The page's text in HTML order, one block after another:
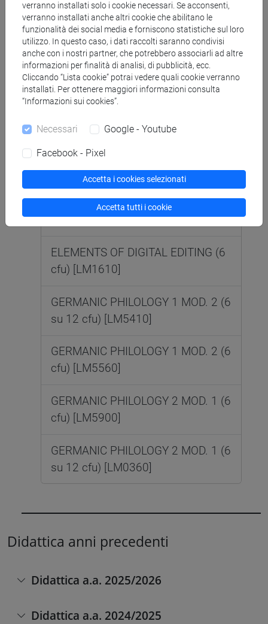
LINGUAGGIO [R352]Corso di
Dottorato (D.M.226/2021)
SEMINARI DI APPROFONDIMENTO
DI AREA DISCIPLINARE (SL) -
MOD.3 (0 cfu) [R25220]
Laurea magistrale (DM270)
COMPARATIVE HISTORY OF THE
GERMANIC LANGUAGES MOD. 2 (6
su 12 cfu) [LMJ510]
ELEMENTS OF DIGITAL EDITING (6
cfu) [LM1610]
GERMANIC PHILOLOGY 1 MOD. 2 (6
su 12 cfu) [LM5410]
GERMANIC PHILOLOGY 1 MOD. 2 (6
cfu) [LM5560]
GERMANIC PHILOLOGY 2 MOD. 1 (6
cfu) [LM5900]
GERMANIC PHILOLOGY 2 MOD. 1 (6
su 12 cfu) [LM0360]
Didattica anni precedenti
Didattica a.a. 2025/2026
Didattica a.a. 2024/2025
verranno installati solo i cookie necessari. Se acconsenti,
verranno installati anche altri cookie che abilitano le
funzionalità dei social media e forniscono statistiche sul loro
utilizzo. In questo caso, i dati raccolti saranno condivisi
anche con i nostri partner, che potrebbero associarli ad altre
informazioni per finalità di analisi, di pubblicità, ecc.
Cliccando “Lista cookie” potrai vedere quali cookie verranno
installati. Per ottenere maggiori informazioni consulta
“Informazioni sui cookies”.
Necessari Google - Youtube
Facebook - Pixel
Accetta i cookies selezionati
Accetta tutti i cookie